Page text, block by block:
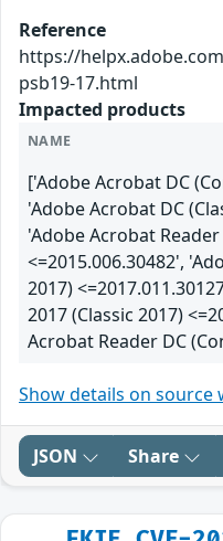
Reference
https://
psb19-17.html
Impacted products
NAME
['Adobe Acrobat DC
'Adobe Acrobat DC
'Adobe Acrobat Reader
<=2015.006.30482',
2017)
2017 (Classic 2017)
Acrobat Reader DC
Show details on source
JSON Share